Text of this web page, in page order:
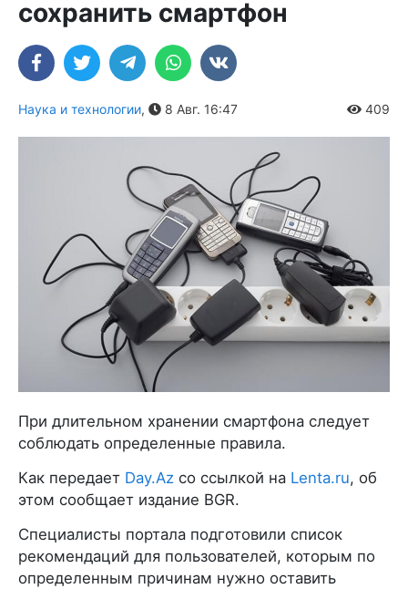
сохранить смартфон
Наука и технологии, 8 Авг. 16:47 409
При длительном хранении смартфона следует
соблюдать определенные правила.
Как передает Day.Az со ссылкой на Lenta.ru, об
этом сообщает издание BGR.
Специалисты портала подготовили список
рекомендаций для пользователей, которым по
определенным причинам нужно оставить